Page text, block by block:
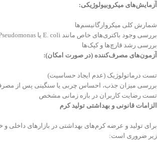
آزمایش‌های میکروبیولوژیکی:
شمارش کلی میکروارگانیسم‌ها
بررسی وجود باکتری‌های خاص مانند E. coli یا Pseudomonas
بررسی رشد قارچ‌ها و کپک‌ها
آزمون‌های مصرف‌کننده (در صورت امکان):
تست درماتولوژیک (عدم ایجاد حساسیت)
بررسی میزان جذب، احساس چربی یا سنگینی پس از
تست رضایت کاربران در بازه زمانی مشخص
الزامات قانونی و بهداشتی تولید کرم
برای تولید و عرضه کرم‌های بهداشتی در بازارهای داخلی و
زیر ضروری است: